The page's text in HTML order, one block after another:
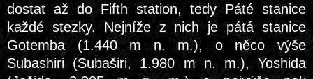
dostat až do Fifth station, tedy Páté stanice
každé stezky. Nejníže z nich je pátá stanice
Gotemba (1.440 m n. m.), o něco výše
Subashiri (Subaširi, 1.980 m n. m.), Yoshida